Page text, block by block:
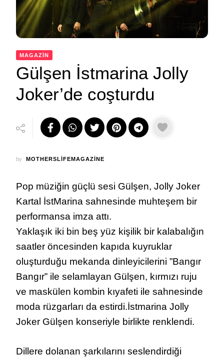
MAGAZİN
Gülşen İstmarina Jolly
Joker’de coşturdu
by MOTHERSLIFEMAGAZINE
Pop müziğin güçlü sesi Gülşen, Jolly Joker
Kartal İstMarina sahnesinde muhteşem bir
performansa imza attı.
Yaklaşık iki bin beş yüz kişilik bir kalabalığın
saatler öncesinden kapıda kuyruklar
oluşturduğu mekanda dinleyicilerini ”Bangır
Bangır” ile selamlayan Gülşen, kırmızı ruju
ve maskülen kombin kıyafeti ile sahnesinde
moda rüzgarları da estirdi.İstmarina Jolly
Joker Gülşen konseriyle birlikte renklendi.
Dillere dolanan şarkılarını seslendirdiği